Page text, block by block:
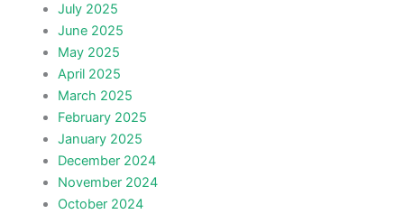
July 2025
June 2025
May 2025
April 2025
March 2025
February 2025
January 2025
December 2024
November 2024
October 2024